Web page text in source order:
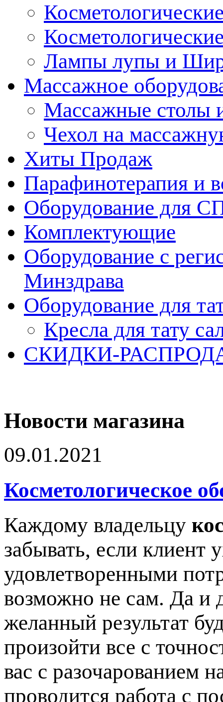
Лампы лупы и
Массажное
Массажные столы
Чехол на
Хиты Продаж
Парафинотерапия и
Оборудование для
Комплектующие
Оборудование с
Минздрава
Оборудование для
Кресла для тату
СКИДКИ-
Новости магазина
09.01.2021
Косметологическое
Каждому владельцу
забывать, если клиент
удовлетворенными
возможно не сам. Да и
желанный результат
произойти все с
вас с разочарованием
проводится работа с